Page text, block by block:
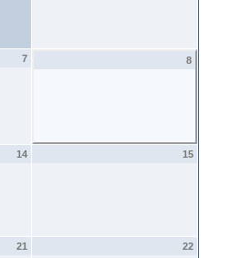
7 8
14 15
21 22